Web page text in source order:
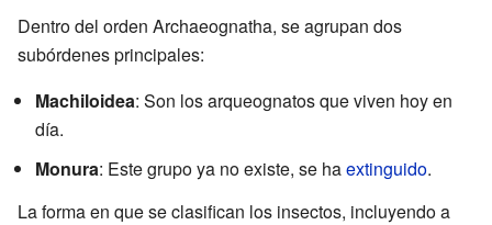
Dentro del orden Archaeognatha, se agrupan dos
subórdenes principales:
Machiloidea: Son los arqueognatos que viven hoy en
día.
Monura: Este grupo ya no existe, se haextinguido.
La forma en que se clasifican los insectos, incluyendo a